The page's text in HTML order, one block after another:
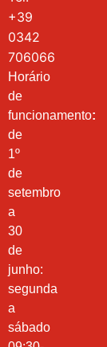
+39
0342
706066
Horário
de
funcionamento:
de
1º
de
setembro
a
30
de
junho:
segunda
a
sábado